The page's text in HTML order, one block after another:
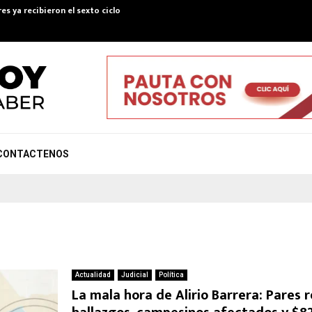
ya recibieron el sexto ciclo de Colombia Mayor… Convenio
Actualidad Judicial Política
La mala hora de Alirio Barrera: Pares